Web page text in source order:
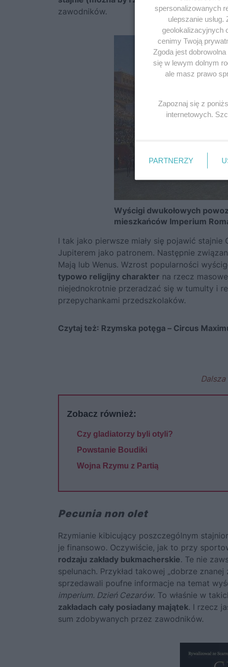
zawodników.
Wyścigi dwukołowych
mieszkańców Imperium
I tak jako pierwsze miały się pojawić stajnie
Jupiterem jako patronem. Następnie
Mają lub Wenus. Wzrost popularności
typowo religijny charakter na rzecz
niejednokrotnie przeradzać się w tumulty i
przepychankami przedszkolaków.
Czytaj też: Rzymska potęga – Circus
Zobacz również:
Czy gladiatorzy byli otyli?
Powstanie Boudiki
Wojna Rzymu z Partią
Pecunia non olet
Rzymianie kibicujący poszczególnym
je finansowo. Oczywiście, jak to przy
rodzaju zakłady bukmacherskie. Te nie
spelunach. Przykład takowej „dobrze
sprzedawali poufne informacje na temat
imperium. Dzień Cezarów. To właśnie w
zakładach cały posiadany majątek. I rzecz
sum zdobywanych przez zawodników.
spersonalizowanych
ulepszanie
geolokalizacyjnych
cenimy Twoją
Zgoda jest
się w lewym dolnym
ale masz prawo
Zapoznaj się z
internetowych.
PARTNERZY